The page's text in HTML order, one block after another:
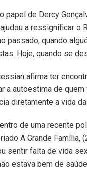
papel de Dercy
a ressignificar
passado, quando
Hoje, quando se
afirma ter
a autoestima de
diretamente a vida
de uma recente
A Grande Família,
sentir falta de vida
estava bem de